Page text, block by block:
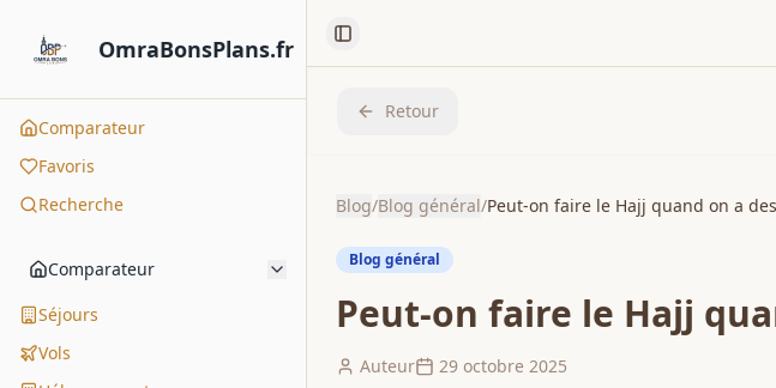
OmraBonsPlans.fr
Comparateur
Favoris
Recherche
Comparateur
Séjours
Vols
Toggle Sidebar
Retour
Blog/Blog général/Peut-on faire le Hajj quand on a
Blog général
Peut-on faire le Hajj
Auteur 29 octobre 2025